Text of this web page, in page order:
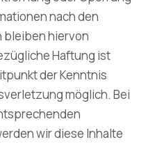
nach den
bleiben hiervon
Haftung ist
der Kenntnis
möglich. Bei
wir diese Inhalte